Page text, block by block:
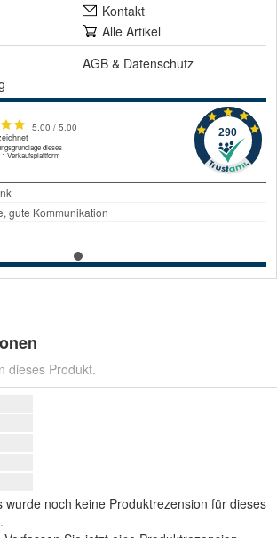
Kontakt
Alle Artikel
AGB & Datenschutz
dieses Produkt.
wurde noch keine Produktrezension für dieses